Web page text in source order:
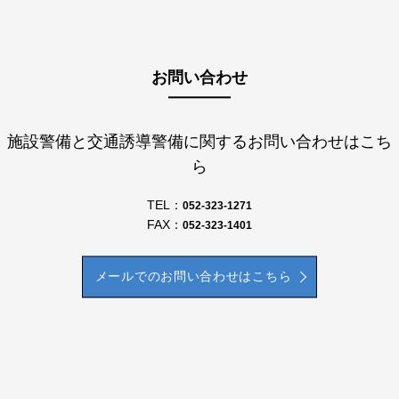
お問い合わせ
施設警備と交通誘導警備に関するお問い合わせはこち
ら
TEL： 052-323-1271
FAX： 052-323-1401
メールでのお問い合わせはこちら